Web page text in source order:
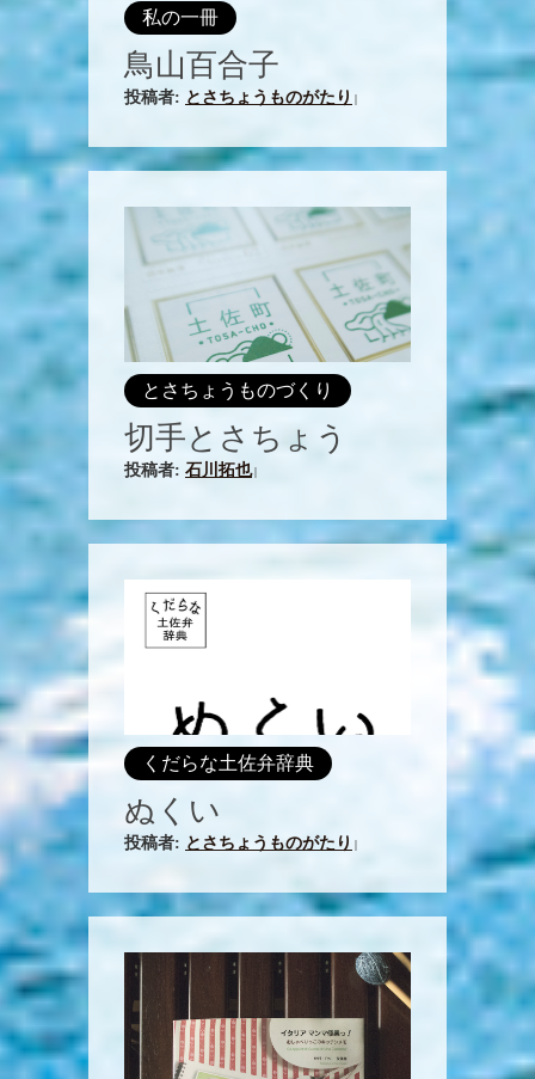
私の一冊
鳥山百合子
投稿者: とさちょうものがたり
とさちょうものづくり
切手とさちょう
投稿者: 石川拓也|
くだらな土佐弁辞典
ぬくい
投稿者: とさちょうものがたり